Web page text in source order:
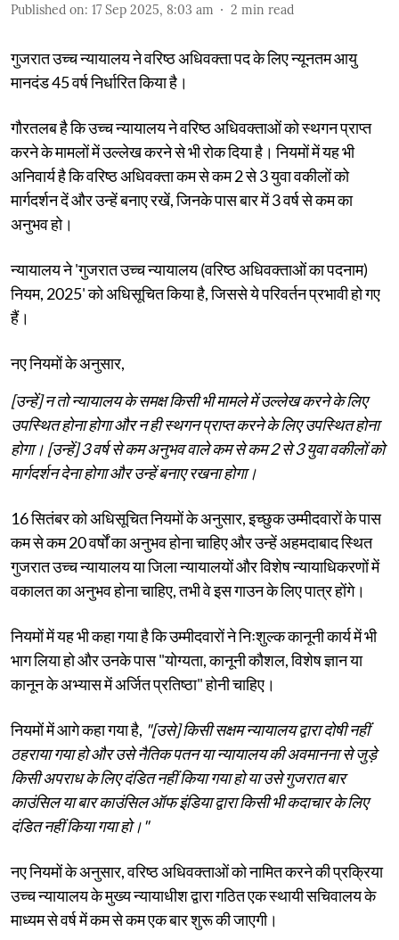
Published on: 17 Sep 2025, 8:03 am 2 min read
गुजरात उच्च न्यायालय ने वरिष्ठ अधिवक्ता पद के लिए न्यूनतम आयु
मानदंड 45 वर्ष निर्धारित किया है।
गौरतलब है कि उच्च न्यायालय ने वरिष्ठ अधिवक्ताओं को स्थगन प्राप्त
करने के मामलों में उल्लेख करने से भी रोक दिया है। नियमों में यह भी
अनिवार्य है कि वरिष्ठ अधिवक्ता कम से कम 2 से 3 युवा वकीलों को
मार्गदर्शन दें और उन्हें बनाए रखें, जिनके पास बार में 3 वर्ष से कम का
अनुभव हो।
न्यायालय ने 'गुजरात उच्च न्यायालय (वरिष्ठ अधिवक्ताओं का पदनाम)
नियम, 2025' को अधिसूचित किया है, जिससे ये परिवर्तन प्रभावी हो गए
हैं।
नए नियमों के अनुसार,
[उन्हें] न तो न्यायालय के समक्ष किसी भी मामले में उल्लेख करने के लिए
उपस्थित होना होगा और न ही स्थगन प्राप्त करने के लिए उपस्थित होना
होगा। [उन्हें] 3 वर्ष से कम अनुभव वाले कम से कम 2 से 3 युवा वकीलों को
मार्गदर्शन देना होगा और उन्हें बनाए रखना होगा।
16 सितंबर को अधिसूचित नियमों के अनुसार, इच्छुक उम्मीदवारों के पास
कम से कम 20 वर्षों का अनुभव होना चाहिए और उन्हें अहमदाबाद स्थित
गुजरात उच्च न्यायालय या जिला न्यायालयों और विशेष न्यायाधिकरणों में
वकालत का अनुभव होना चाहिए, तभी वे इस गाउन के लिए पात्र होंगे।
नियमों में यह भी कहा गया है कि उम्मीदवारों ने निःशुल्क कानूनी कार्य में भी
भाग लिया हो और उनके पास "योग्यता, कानूनी कौशल, विशेष ज्ञान या
कानून के अभ्यास में अर्जित प्रतिष्ठा" होनी चाहिए।
नियमों में आगे कहा गया है, "[उसे] किसी सक्षम न्यायालय द्वारा दोषी नहीं
ठहराया गया हो और उसे नैतिक पतन या न्यायालय की अवमानना ​​से जुड़े
किसी अपराध के लिए दंडित नहीं किया गया हो या उसे गुजरात बार
काउंसिल या बार काउंसिल ऑफ इंडिया द्वारा किसी भी कदाचार के लिए
दंडित नहीं किया गया हो।"
नए नियमों के अनुसार, वरिष्ठ अधिवक्ताओं को नामित करने की प्रक्रिया
उच्च न्यायालय के मुख्य न्यायाधीश द्वारा गठित एक स्थायी सचिवालय के
माध्यम से वर्ष में कम से कम एक बार शुरू की जाएगी।